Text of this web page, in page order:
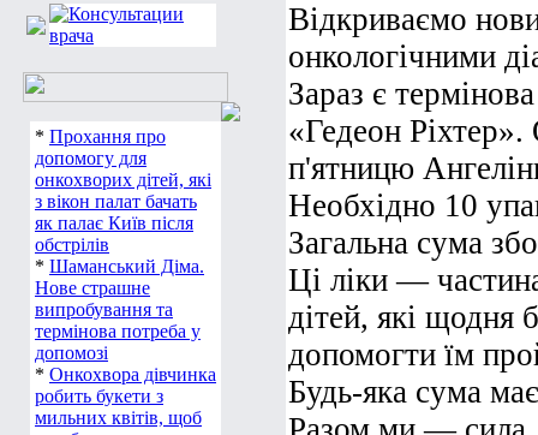
* Прохання про
допомогу для
онкохворих дітей, які
з вікон палат бачать
як палає Київ після
обстрілів
* Шаманський Діма.
Нове страшне
випробування та
термінова потреба у
допомозі
* Онкохвора дівчинка
робить букети з
мильних квітів, щоб
Відкриваємо
онкологічними
Зараз є
«Гедеон Ріхтер».
п'ятницю
Необхідно 10
Загальна сума
Ці ліки —
дітей, які
допомогти їм
Будь-яка сума